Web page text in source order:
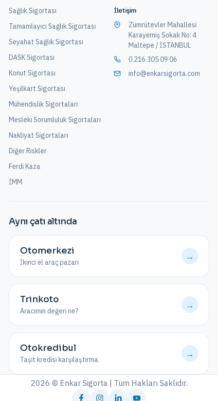
Sağlık Sigortası
Tamamlayıcı Sağlık Sigortası
Seyahat Sağlık Sigortası
DASK Sigortası
Konut Sigortası
Yeşilkart Sigortası
Mühendislik Sigortaları
Mesleki Sorumluluk Sigortaları
Nakliyat Sigortaları
Diğer Riskler
Ferdi Kaza
İMM
İletişim
Zümrütevler Mahallesi
Karayemiş Sokak No: 4
Maltepe / İSTANBUL
0 216 305 09 06
info@enkarsigorta.com
Aynı çatı altında
Otomerkezi
İkinci el araç pazarı
→
Trinkoto
Aracımın değeri ne?
→
Otokredibul
Taşıt kredisi karşılaştırma
→
2026 © Enkar Sigorta | Tüm Hakları Saklıdır.